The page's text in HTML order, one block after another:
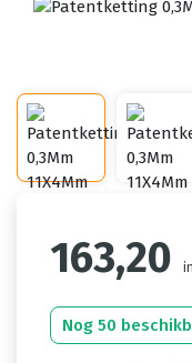
163,20
Nog 50